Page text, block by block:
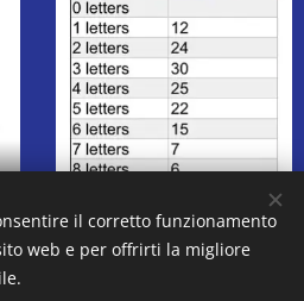
il corretto funzionamento
web e per offrirti la migliore